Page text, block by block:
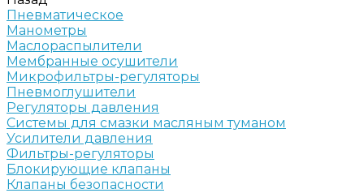
Пневматическое
Манометры
Маслораспылители
Мембранные осушители
Микрофильтры-регуляторы
Пневмоглушители
Регуляторы давления
Системы для смазки масляным туманом
Усилители давления
Фильтры-регуляторы
Блокирующие клапаны
Клапаны безопасности